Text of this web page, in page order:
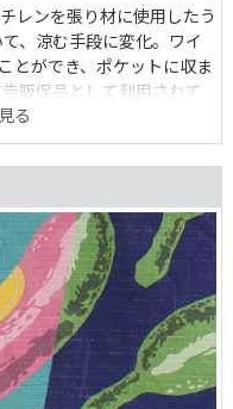
レンを張り材に使用したう
、涼む手段に変化。ワイ
とができ、ポケットに収ま
販促品として利用されて
あしらいました。 身軽に
けで、とても便利。 耐水性
トドアでも大活躍です。 夏
て携帯するのも◎。